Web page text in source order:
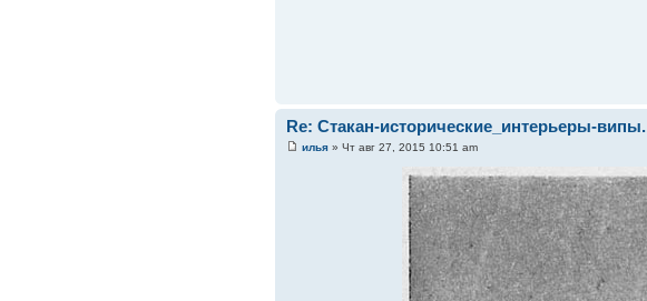
Re: Стакан-исторические_интерьеры-випы.
илья » Чт авг 27, 2015 10:51 am